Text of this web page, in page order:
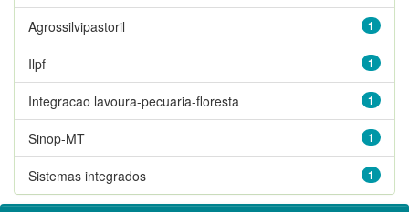
1
Agrossilvipastoril
1
Ilpf
1
Integracao lavoura-pecuaria-floresta
1
Sinop-MT
1
Sistemas integrados